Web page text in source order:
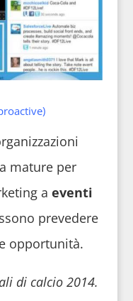
mature per
a eventi
prevedere
opportunità.
di calcio 2014.